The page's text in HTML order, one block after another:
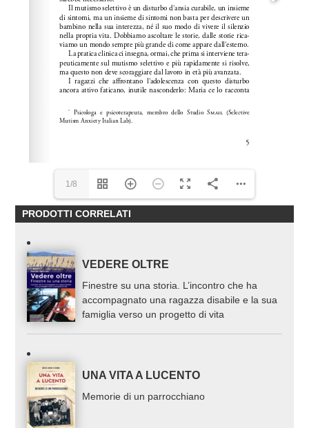
1/8
PRODOTTI CORRELATI
VEDERE OLTRE
Finestre su una storia. L’incontro che ha
accompagnato una ragazza disabile e la sua
famiglia verso un progetto di vita
UNA VITA A LUCENTO
Memorie di un parrocchiano